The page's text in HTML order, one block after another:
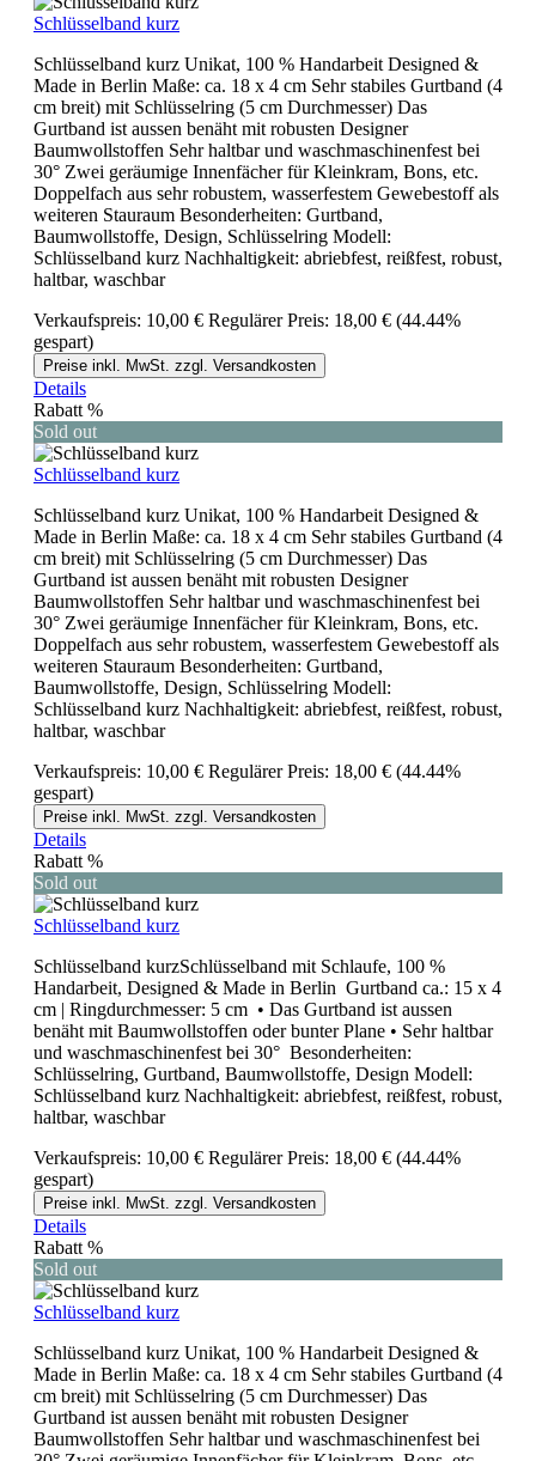
Schlüsselband kurz
Schlüsselband kurz Unikat, 100 % Handarbeit Designed &
Made in Berlin Maße: ca. 18 x 4 cm Sehr stabiles Gurtband (4
cm breit) mit Schlüsselring (5 cm Durchmesser) Das
Gurtband ist aussen benäht mit robusten Designer
Baumwollstoffen Sehr haltbar und waschmaschinenfest bei
30° Zwei geräumige Innenfächer für Kleinkram, Bons, etc.
Doppelfach aus sehr robustem, wasserfestem Gewebestoff als
weiteren Stauraum Besonderheiten: Gurtband,
Baumwollstoffe, Design, Schlüsselring Modell:
Schlüsselband kurz Nachhaltigkeit: abriebfest, reißfest, robust,
haltbar, waschbar
Verkaufspreis: 10,00 € Regulärer Preis: 18,00 € (44.44%
gespart)
Preise inkl. MwSt. zzgl. Versandkosten
Details
Rabatt %
Sold out
Schlüsselband kurz
Schlüsselband kurz Unikat, 100 % Handarbeit Designed &
Made in Berlin Maße: ca. 18 x 4 cm Sehr stabiles Gurtband (4
cm breit) mit Schlüsselring (5 cm Durchmesser) Das
Gurtband ist aussen benäht mit robusten Designer
Baumwollstoffen Sehr haltbar und waschmaschinenfest bei
30° Zwei geräumige Innenfächer für Kleinkram, Bons, etc.
Doppelfach aus sehr robustem, wasserfestem Gewebestoff als
weiteren Stauraum Besonderheiten: Gurtband,
Baumwollstoffe, Design, Schlüsselring Modell:
Schlüsselband kurz Nachhaltigkeit: abriebfest, reißfest, robust,
haltbar, waschbar
Verkaufspreis: 10,00 € Regulärer Preis: 18,00 € (44.44%
gespart)
Preise inkl. MwSt. zzgl. Versandkosten
Details
Rabatt %
Sold out
Schlüsselband kurz
Schlüsselband kurzSchlüsselband mit Schlaufe, 100 %
Handarbeit, Designed & Made in Berlin Gurtband ca.: 15 x 4
cm | Ringdurchmesser: 5 cm • Das Gurtband ist aussen
benäht mit Baumwollstoffen oder bunter Plane • Sehr haltbar
und waschmaschinenfest bei 30° Besonderheiten:
Schlüsselring, Gurtband, Baumwollstoffe, Design Modell:
Schlüsselband kurz Nachhaltigkeit: abriebfest, reißfest, robust,
haltbar, waschbar
Verkaufspreis: 10,00 € Regulärer Preis: 18,00 € (44.44%
gespart)
Preise inkl. MwSt. zzgl. Versandkosten
Details
Rabatt %
Sold out
Schlüsselband kurz
Schlüsselband kurz Unikat, 100 % Handarbeit Designed &
Made in Berlin Maße: ca. 18 x 4 cm Sehr stabiles Gurtband (4
cm breit) mit Schlüsselring (5 cm Durchmesser) Das
Gurtband ist aussen benäht mit robusten Designer
Baumwollstoffen Sehr haltbar und waschmaschinenfest bei